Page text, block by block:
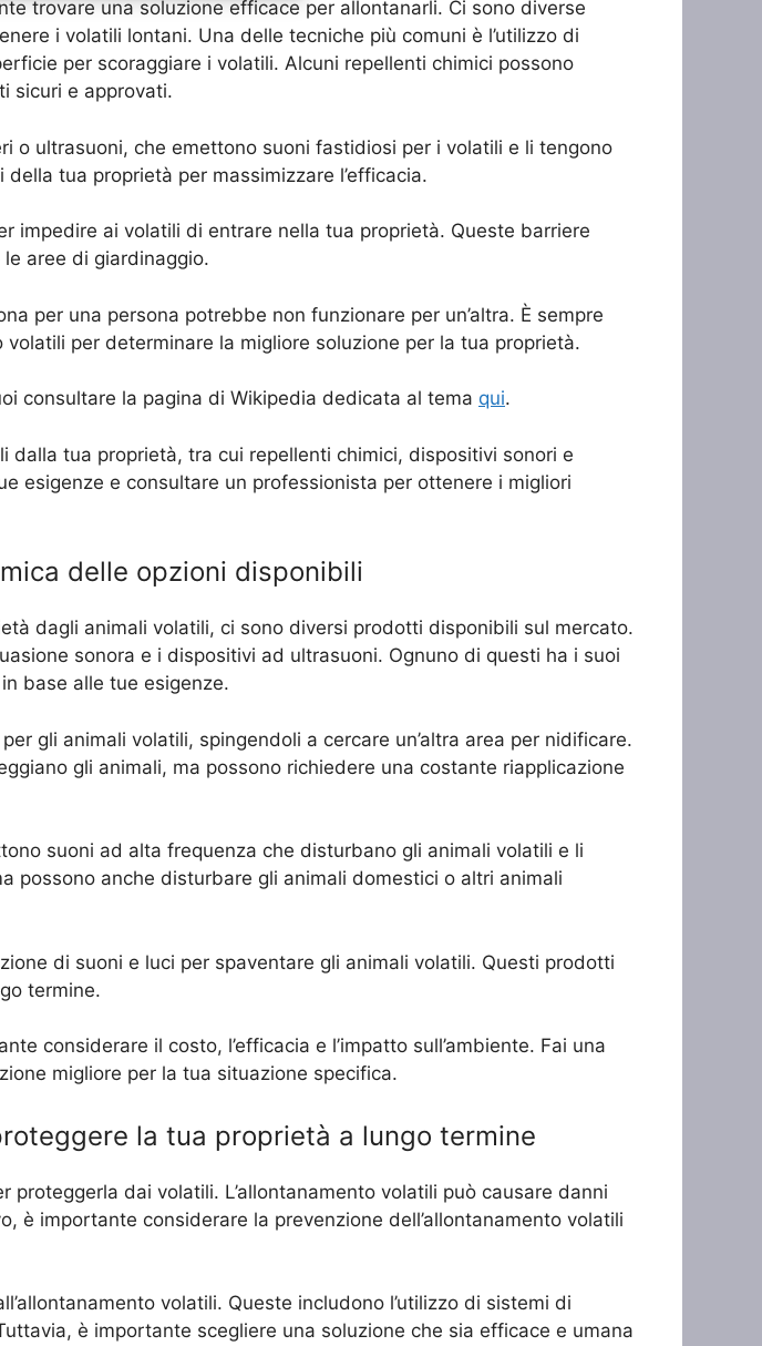
trovare una soluzione efficace per allontanarli. Ci sono diverse
i volatili lontani. Una delle tecniche più comuni è l’utilizzo di
per scoraggiare i volatili. Alcuni repellenti chimici possono
sicuri e approvati.
o ultrasuoni, che emettono suoni fastidiosi per i volatili e li tengono
tua proprietà per massimizzare l’efficacia.
impedire ai volatili di entrare nella tua proprietà. Queste barriere
aree di giardinaggio.
per una persona potrebbe non funzionare per un’altra. È sempre
per determinare la migliore soluzione per la tua proprietà.
consultare la pagina di Wikipedia dedicata al tema qui.
tua proprietà, tra cui repellenti chimici, dispositivi sonori e
esigenze e consultare un professionista per ottenere i migliori
delle opzioni disponibili
dagli animali volatili, ci sono diversi prodotti disponibili sul mercato.
sonora e i dispositivi ad ultrasuoni. Ognuno di questi ha i suoi
base alle tue esigenze.
gli animali volatili, spingendoli a cercare un’altra area per nidificare.
gli animali, ma possono richiedere una costante riapplicazione
suoni ad alta frequenza che disturbano gli animali volatili e li
possono anche disturbare gli animali domestici o altri animali
di suoni e luci per spaventare gli animali volatili. Questi prodotti
termine.
considerare il costo, l’efficacia e l’impatto sull’ambiente. Fai una
migliore per la tua situazione specifica.
la tua proprietà a lungo termine
dai volatili. L’allontanamento volatili può causare danni
è importante considerare la prevenzione dell’allontanamento volatili
volatili. Queste includono l’utilizzo di sistemi di
è importante scegliere una soluzione che sia efficace e umana